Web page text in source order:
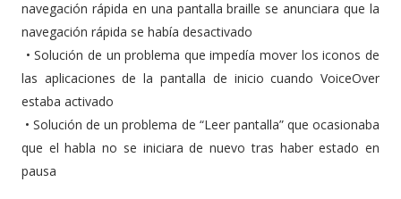
navegación rápida en una pantalla braille se anunciara que la
navegación rápida se había desactivado
• Solución de un problema que impedía mover los iconos de
las aplicaciones de la pantalla de inicio cuando VoiceOver
estaba activado
• Solución de un problema de “Leer pantalla” que ocasionaba
que el habla no se iniciara de nuevo tras haber estado en
pausa